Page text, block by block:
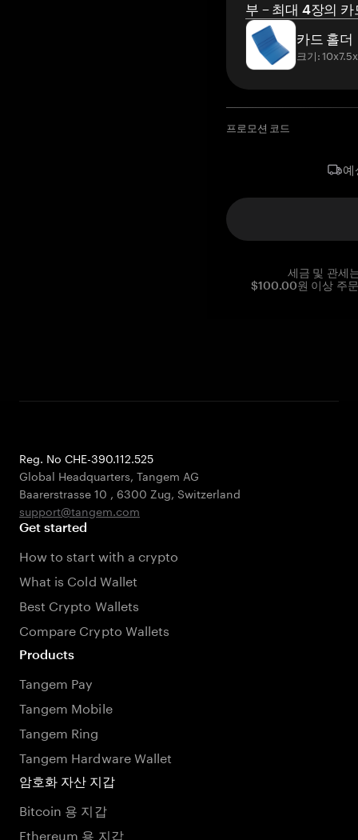
부 – 최대 4장의
카드 홀더
크기:
프로모션 코드
예
세금 및 관세
$100.00원 이상 주
Reg. No CHE-390.112.525
Global Headquarters, Tangem AG
Baarerstrasse 10 , 6300 Zug, Switzerland
support@tangem.com
Get started
How to start with a crypto
What is Cold Wallet
Best Crypto Wallets
Compare Crypto Wallets
Products
Tangem Pay
Tangem Mobile
Tangem Ring
Tangem Hardware Wallet
암호화 자산 지갑
Bitcoin 용 지갑
Ethereum 용 지갑